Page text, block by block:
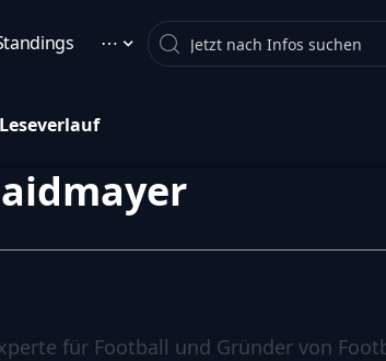
⋯ Search
Leseverlauf
für Football und Gründer von